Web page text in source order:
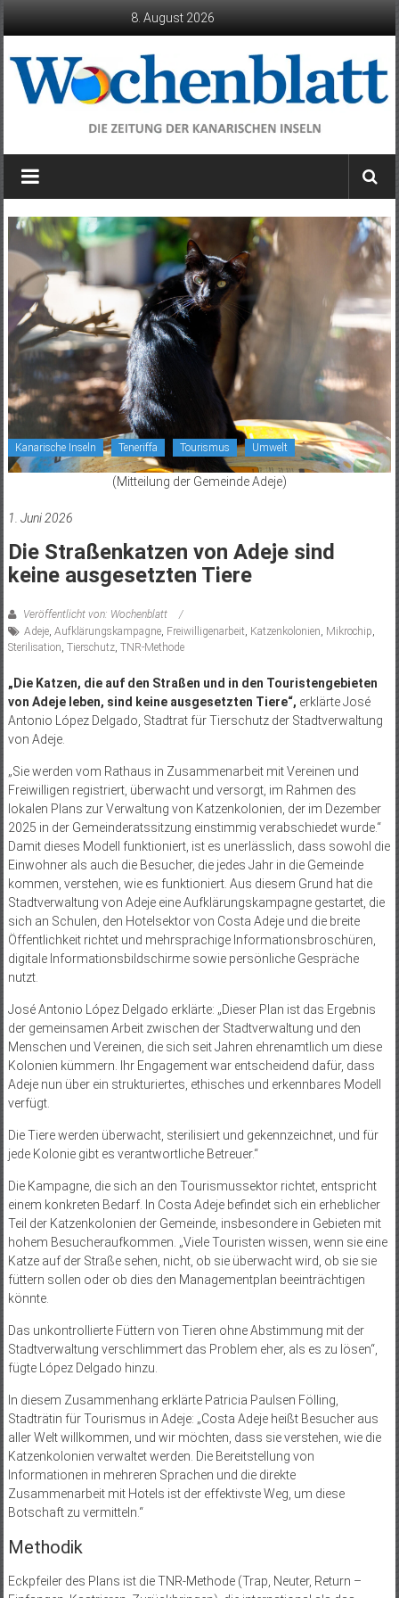
8. August 2026
Wochenblatt
die
der
Kanarischen
Inseln
Kanarische Inseln Teneriffa Tourismus Umwelt
(Mitteilung der Gemeinde Adeje)
1. Juni 2026
Die Straßenkatzen von Adeje sind
keine ausgesetzten Tiere
Veröffentlicht von: Wochenblatt
Adeje, Aufklärungskampagne, Freiwilligenarbeit Katzenkolonien Mikrochip
Sterilisation Tierschutz, TNR-Methode
„Die Katzen, die auf den Straßen und in den Touristengebieten
von Adeje leben, sind keine ausgesetzten Tiere“, erklärte José
Antonio López Delgado, Stadtrat für Tierschutz der Stadtverwaltung
von Adeje.
„Sie werden vom Rathaus in Zusammenarbeit mit Vereinen und
Freiwilligen registriert, überwacht und versorgt, im Rahmen des
lokalen Plans zur Verwaltung von Katzenkolonien, der im Dezember
2025 in der Gemeinderatssitzung einstimmig verabschiedet wurde.“
Damit dieses Modell funktioniert, ist es unerlässlich, dass sowohl die
Einwohner als auch die Besucher, die jedes Jahr in die Gemeinde
kommen, verstehen, wie es funktioniert. Aus diesem Grund hat die
Stadtverwaltung von Adeje eine Aufklärungskampagne gestartet, die
sich an Schulen, den Hotelsektor von Costa Adeje und die breite
Öffentlichkeit richtet und mehrsprachige Informationsbroschüren,
digitale Informationsbildschirme sowie persönliche Gespräche
nutzt.
José Antonio López Delgado erklärte: „Dieser Plan ist das Ergebnis
der gemeinsamen Arbeit zwischen der Stadtverwaltung und den
Menschen und Vereinen, die sich seit Jahren ehrenamtlich um diese
Kolonien kümmern. Ihr Engagement war entscheidend dafür, dass
Adeje nun über ein strukturiertes, ethisches und erkennbares Modell
verfügt.
Die Tiere werden überwacht, sterilisiert und gekennzeichnet, und für
jede Kolonie gibt es verantwortliche Betreuer.“
Die Kampagne, die sich an den Tourismussektor richtet, entspricht
einem konkreten Bedarf. In Costa Adeje befindet sich ein erheblicher
Teil der Katzenkolonien der Gemeinde, insbesondere in Gebieten mit
hohem Besucheraufkommen. „Viele Touristen wissen, wenn sie eine
Katze auf der Straße sehen, nicht, ob sie überwacht wird, ob sie sie
füttern sollen oder ob dies den Managementplan beeinträchtigen
könnte.
Das unkontrollierte Füttern von Tieren ohne Abstimmung mit der
Stadtverwaltung verschlimmert das Problem eher, als es zu lösen“,
fügte López Delgado hinzu.
In diesem Zusammenhang erklärte Patricia Paulsen Fölling,
Stadträtin für Tourismus in Adeje: „Costa Adeje heißt Besucher aus
aller Welt willkommen, und wir möchten, dass sie verstehen, wie die
Katzenkolonien verwaltet werden. Die Bereitstellung von
Informationen in mehreren Sprachen und die direkte
Zusammenarbeit mit Hotels ist der effektivste Weg, um diese
Botschaft zu vermitteln.“
Methodik
Eckpfeiler des Plans ist die TNR-Methode (Trap, Neuter, Return –